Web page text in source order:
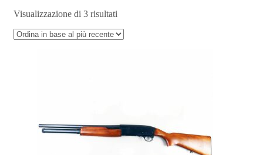
Visualizzazione di 3 risultati
base